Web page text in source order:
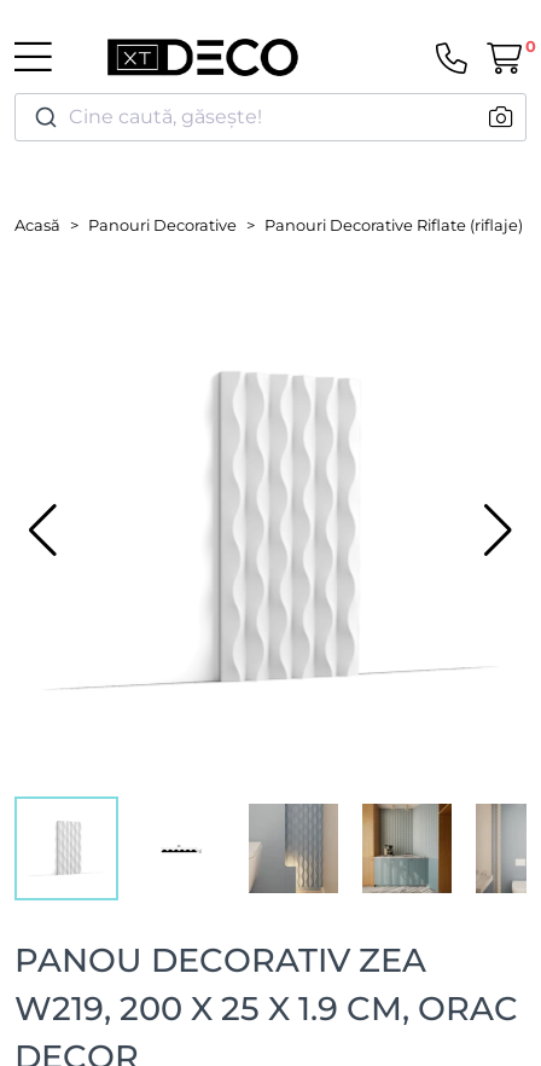
Cine caută, găsește!
0
Acasă Panouri Decorative Panouri Decorative Riflate (riflaje)
PANOU DECORATIV ZEA
W219, 200 X 25 X 1.9 CM, ORAC
DECOR